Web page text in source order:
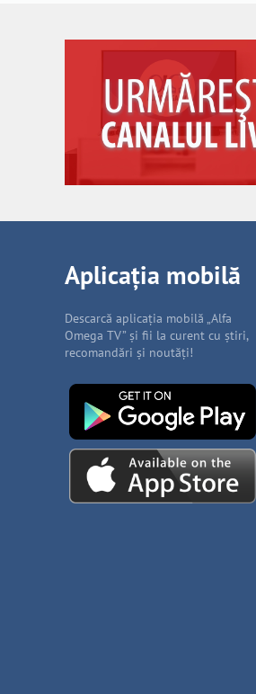
Aplicația mobilă
Descarcă aplicația mobilă „Alfa
Omega TV” și fii la curent cu știri,
recomandări și noutăți!